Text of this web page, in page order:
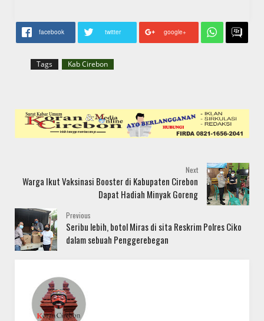
facebook twitter google+
Tags Kab Cirebon
Next
Warga Ikut Vaksinasi Booster di Kabupaten Cirebon
Dapat Hadiah Minyak Goreng
Previous
Seribu lebih, botol Miras di sita Reskrim Polres Ciko
dalam sebuah Penggerebegan